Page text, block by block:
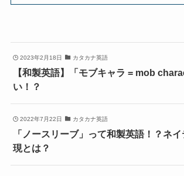
2023年2月18日 カタカナ英語
【和製英語】「モブキャラ = mob
い！？
2022年7月22日 カタカナ英語
「ノースリーブ」って和製英語！？ネ
現とは？